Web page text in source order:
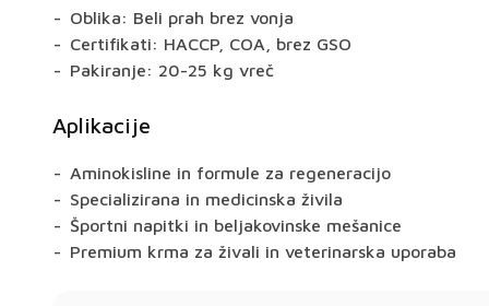
Oblika: Beli prah brez vonja
Certifikati: HACCP, COA, brez GSO
Pakiranje: 20-25 kg vreč
Aplikacije
Aminokisline in formule za regeneracijo
Specializirana in medicinska živila
Športni napitki in beljakovinske mešanice
Premium krma za živali in veterinarska uporaba